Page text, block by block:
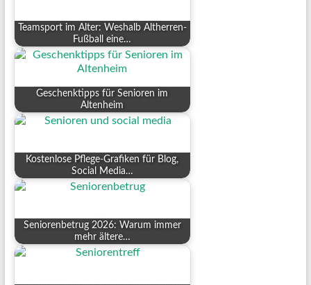
Teamsport im Alter: Weshalb Altherren-
Fußball eine…
Geschenktipps für Senioren im
Altenheim
Kostenlose Pflege-Grafiken für Blog,
Social Media…
Seniorenbetrug 2026: Warum immer
mehr ältere…